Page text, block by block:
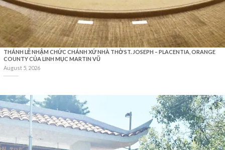
THÁNH LỄ NHẬM CHỨC CHÁNH XỨ NHÀ THỜ ST. JOSEPH – PLACENTIA, ORANGE
COUNTY CỦA LINH MỤC MARTIN VŨ
August 5, 2026